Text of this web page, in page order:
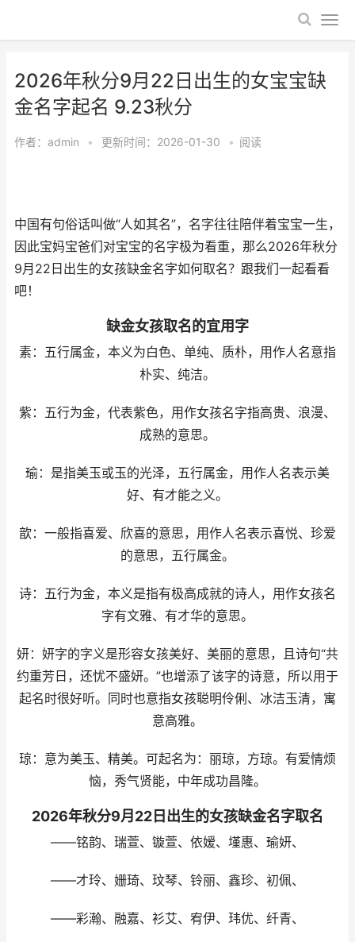
2026年秋分9月22日出生的女宝宝缺
金名字起名 9.23秋分
作者： admin • 更新时间：2026-01-30 • 阅读
中国有句俗话叫做“人如其名”，名字往往陪伴着宝宝一生，
因此宝妈宝爸们对宝宝的名字极为看重，那么2026年秋分
9月22日出生的女孩缺金名字如何取名？跟我们一起看看
吧！
缺金女孩取名的宜用字
素：五行属金，本义为白色、单纯、质朴，用作人名意指
朴实、纯洁。
紫：五行为金，代表紫色，用作女孩名字指高贵、浪漫、
成熟的意思。
瑜：是指美玉或玉的光泽，五行属金，用作人名表示美
好、有才能之义。
歆：一般指喜爱、欣喜的意思，用作人名表示喜悦、珍爱
的意思，五行属金。
诗：五行为金，本义是指有极高成就的诗人，用作女孩名
字有文雅、有才华的意思。
妍：妍字的字义是形容女孩美好、美丽的意思，且诗句“共
约重芳日，还忧不盛妍。”也增添了该字的诗意，所以用于
起名时很好听。同时也意指女孩聪明伶俐、冰洁玉清，寓
意高雅。
琼：意为美玉、精美。可起名为：丽琼，方琼。有爱情烦
恼，秀气贤能，中年成功昌隆。
2026年秋分9月22日出生的女孩缺金名字取名
——铭韵、瑞萱、镟萱、依嫒、墐惠、瑜妍、
——才玲、姗琦、玟琴、铃丽、鑫珍、初佩、
——彩瀚、融嘉、衫艾、宥伊、玮优、纤青、